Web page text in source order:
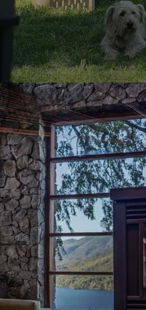
Calidez y estilo en tu hogar